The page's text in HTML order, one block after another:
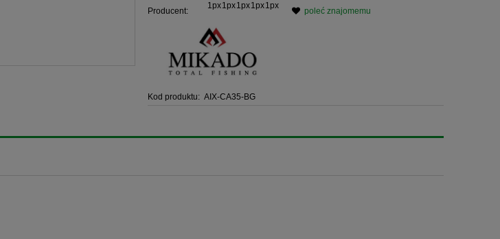
Producent:
Kod produktu: AIX-CA35-BG
poleć znajomemu